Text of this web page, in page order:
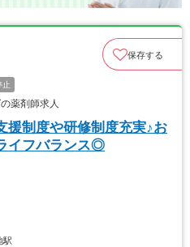
保存する
止
薬剤師求人
援制度や研修制度充実♪お
イフバランス◎
駅